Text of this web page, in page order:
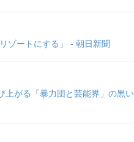
ゾートにする」 - 朝日新聞
上がる「暴力団と芸能界」の黒い